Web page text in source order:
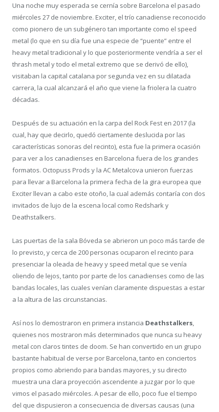
Una noche muy esperada se cernía sobre Barcelona el pasado
miércoles 27 de noviembre. Exciter, el trío canadiense reconocido
como pionero de un subgénero tan importante como el speed
metal (lo que en su día fue una especie de “puente” entre el
heavy metal tradicional y lo que posteriormente vendría a ser el
thrash metal y todo el metal extremo que se derivó de ello),
visitaban la capital catalana por segunda vez en su dilatada
carrera, la cual alcanzará el año que viene la friolera la cuatro
décadas.
Después de su actuación en la carpa del Rock Fest en 2017 (la
cual, hay que decirlo, quedó ciertamente deslucida por las
características sonoras del recinto), esta fue la primera ocasión
para ver a los canadienses en Barcelona fuera de los grandes
formatos. Octopuss Prods y la AC Metalcova unieron fuerzas
para llevar a Barcelona la primera fecha de la gira europea que
Exciter llevan a cabo este otoño, la cual además contaría con dos
invitados de lujo de la escena local como Redshark y
Deathstalkers.
Las puertas de la sala Bóveda se abrieron un poco más tarde de
lo previsto, y cerca de 200 personas ocuparon el recinto para
presenciar la oleada de heavy y speed metal que se venía
oliendo de lejos, tanto por parte de los canadienses como de las
bandas locales, las cuales venían claramente dispuestas a estar
a la altura de las circunstancias.
Así nos lo demostraron en primera instancia Deathstalkers,
quienes nos mostraron más determinados que nunca su heavy
metal con claros tintes de doom. Se han convertido en un grupo
bastante habitual de verse por Barcelona, tanto en conciertos
propios como abriendo para bandas mayores, y su directo
muestra una clara proyección ascendente a juzgar por lo que
vimos el pasado miércoles. A pesar de ello, poco fue el tiempo
del que dispusieron a consecuencia de diversas causas (una